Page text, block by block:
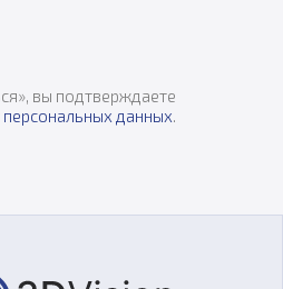
вы подтверждаете
персональных данных.